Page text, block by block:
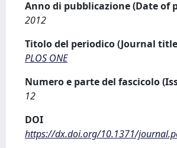
Anno di pubblicazione (Date of
2012
Titolo del periodico (Journal
PLOS ONE
Numero e parte del fascicolo
12
DOI
https://dx.doi.org/10.1371/